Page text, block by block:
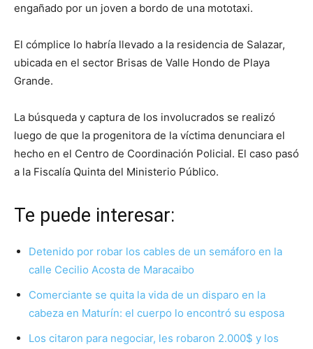
engañado por un joven a bordo de una mototaxi.
El cómplice lo habría llevado a la residencia de Salazar,
ubicada en el sector Brisas de Valle Hondo de Playa
Grande.
La búsqueda y captura de los involucrados se realizó
luego de que la progenitora de la víctima denunciara el
hecho en el Centro de Coordinación Policial. El caso pasó
a la Fiscalía Quinta del Ministerio Público.
Te puede interesar:
Detenido por robar los cables de un semáforo en la
calle Cecilio Acosta de Maracaibo
Comerciante se quita la vida de un disparo en la
cabeza en Maturín: el cuerpo lo encontró su esposa
Los citaron para negociar, les robaron 2.000$ y los